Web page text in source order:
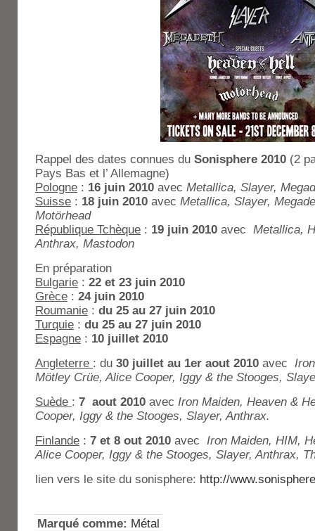
Rappel des dates connues du Sonisphere 2010 (2
Pays Bas et l’ Allemagne)
Pologne : 16 juin 2010 avec Metallica, Slayer,
Suisse : 18 juin 2010 avec Metallica, Slayer,
Motörhead
République Tchèque : 19 juin 2010 avec Metallica,
Anthrax, Mastodon
En préparation
Bulgarie : 22 et 23 juin 2010
Grèce : 24 juin 2010
Roumanie : du 25 au 27 juin 2010
Turquie : du 25 au 27 juin 2010
Espagne : 10 juillet 2010
Angleterre : du 30 juillet au 1er aout 2010 avec
Mötley Crüe, Alice Cooper, Iggy & the Stooges,
Suède : 7 aout 2010 avec Iron Maiden, Heaven &
Cooper, Iggy & the Stooges, Slayer, Anthrax.
Finlande : 7 et 8 out 2010 avec Iron Maiden, HIM,
Alice Cooper, Iggy & the Stooges, Slayer, Anthrax,
lien vers le site du sonisphere: http://
Marqué comme: Métal